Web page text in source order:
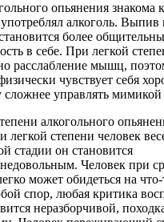
опьянения знакома
алкоголь. Выпив
более
в себе. При легкой
расслабление мышц,
чувствует себя
сложнее управлять мимикой
алкогольного
легкой степени человек
стадии он становится
Человек при
может обидеться на
спор, любая критика
неразборчивой,